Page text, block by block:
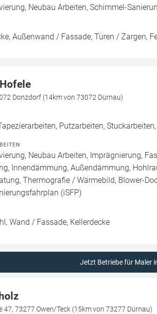
Neubau Arbeiten, Schimmel-
Außenwand / Fassade, Türen / Zargen,
Donzdorf (14km von 73072 Dürnau)
Putzarbeiten,
Neubau Arbeiten, Imprägnierung,
Innendämmung, Außendämmung,
Thermografie / Wärmebild, Blower-
(iSFP)
Wand / Fassade, Kellerdecke
Jetzt Betriebe für Maler
47, 73277 Owen/Teck (15km von 73277 Dürnau)